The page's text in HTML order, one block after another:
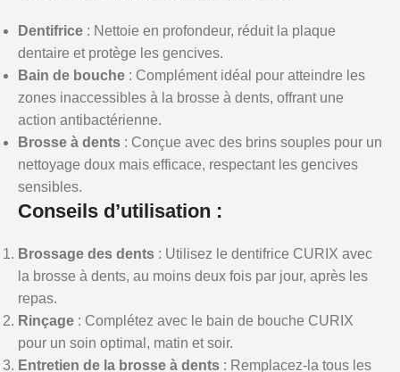
Dentifrice : Nettoie en profondeur, réduit la plaque
dentaire et protège les gencives.
Bain de bouche : Complément idéal pour atteindre les
zones inaccessibles à la brosse à dents, offrant une
action antibactérienne.
Brosse à dents : Conçue avec des brins souples pour un
nettoyage doux mais efficace, respectant les gencives
sensibles.
Conseils d’utilisation :
Brossage des dents : Utilisez le dentifrice CURIX avec
la brosse à dents, au moins deux fois par jour, après les
repas.
Rinçage : Complétez avec le bain de bouche CURIX
pour un soin optimal, matin et soir.
Entretien de la brosse à dents : Remplacez-la tous les